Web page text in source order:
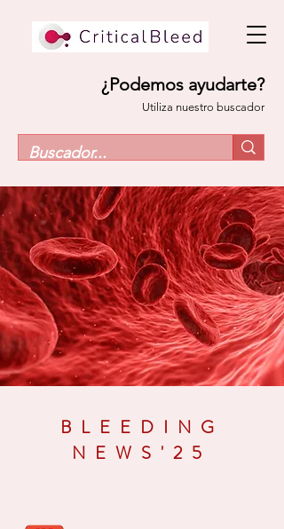
¿Podemos ayudarte?
Utiliza nuestro buscador
BLEEDING
NEWS'25